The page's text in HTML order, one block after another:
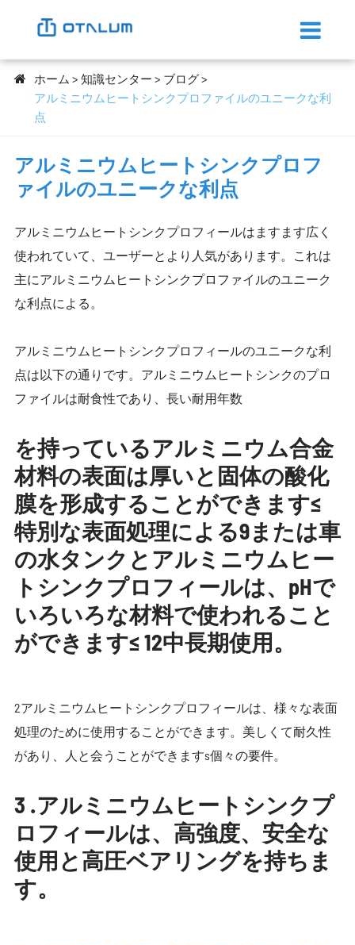
ホーム 知識センター
ブログ
アルミニウムヒートシンクプロファイルのユニークな利
点
アルミニウムヒートシンクプロフ
ァイルのユニークな利点
アルミニウムヒートシンクプロフィールはますます広く
使われていて、ユーザーとより人気があります。これは
主にアルミニウムヒートシンクプロファイルのユニーク
な利点による。
アルミニウムヒートシンクプロフィールのユニークな利
点は以下の通りです。アルミニウムヒートシンクのプロ
ファイルは耐食性であり、長い耐用年数
を持っているアルミニウム合金
材料の表面は厚いと固体の酸化
膜を形成することができます≤
特別な表面処理による9または車
の水タンクとアルミニウムヒー
トシンクプロフィールは、pHで
いろいろな材料で使われること
ができます≤ 12中長期使用。
2アルミニウムヒートシンクプロフィールは、様々な表面
処理のために使用することができます。美しくて耐久性
があり、人と会うことができますs個々の要件。
3 .アルミニウムヒートシンクプ
ロフィールは、高強度、安全な
使用と高圧ベアリングを持ちま
す。